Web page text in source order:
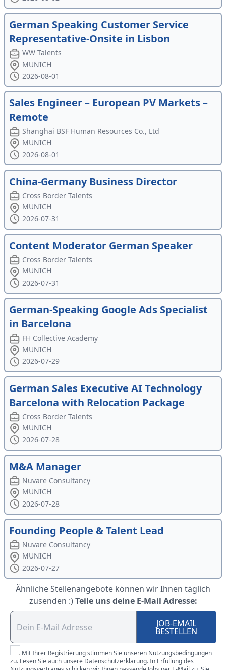
German Speaking Customer Service
Representative-Onsite in Lisbon
WW Talents
MUNICH
2026-08-01
Sales Engineer – European PV Markets –
Remote
Shanghai BSF Human Resources Co., Ltd
MUNICH
2026-08-01
China-Germany Business Director
Cross Border Talents
MUNICH
2026-07-31
Content Moderator German Speaker
Cross Border Talents
MUNICH
2026-07-31
German-Speaking Google Ads Specialist
in Barcelona
FH Collective Academy
MUNICH
2026-07-29
German Sales Executive AI Technology
Barcelona with Relocation Package
Cross Border Talents
MUNICH
2026-07-28
M&A Manager
Nuvare Consultancy
MUNICH
2026-07-28
Founding People & Talent Lead
Nuvare Consultancy
MUNICH
2026-07-27
Ähnliche Stellenangebote können wir Ihnen täglich
zusenden :) Teile uns deine E-Mail Adresse:
JOB-EMAIL
BESTELLEN
Mit Ihrer Registrierung stimmen Sie unseren Nutzungsbedingungen
zu. Lesen Sie auch unsere Datenschutzerklärung. In Erfüllung des